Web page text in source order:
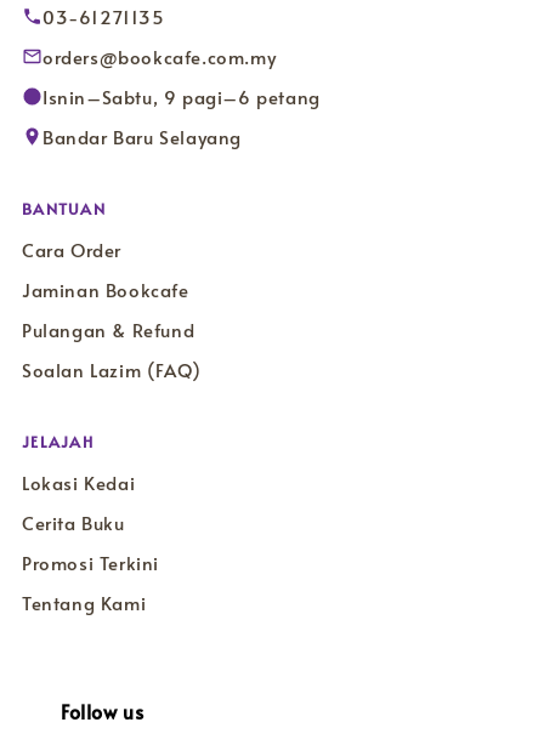
03-61271135
orders@bookcafe.com.my
Isnin–Sabtu, 9 pagi–6 petang
Bandar Baru Selayang
BANTUAN
Cara Order
Jaminan Bookcafe
Pulangan & Refund
Soalan Lazim (FAQ)
JELAJAH
Lokasi Kedai
Cerita Buku
Promosi Terkini
Tentang Kami
Follow us